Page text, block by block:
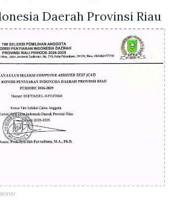
Daerah Provinsi Riau